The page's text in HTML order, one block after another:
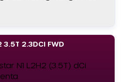
3.5T 2.3DCI FWD